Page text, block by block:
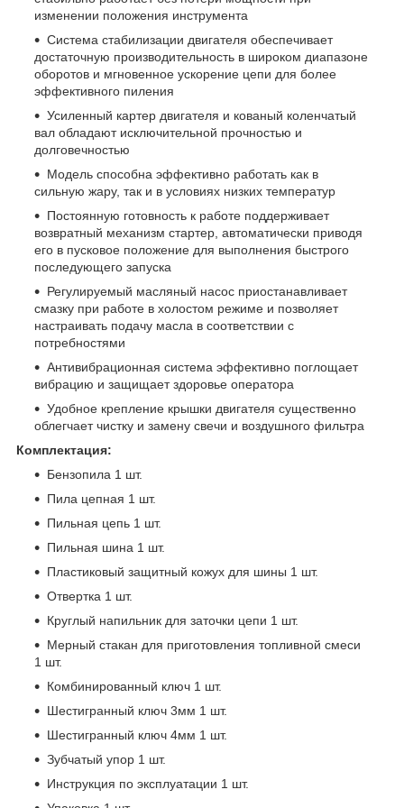
изменении положения инструмента
Система стабилизации двигателя обеспечивает
достаточную производительность в широком диапазоне
оборотов и мгновенное ускорение цепи для более
эффективного пиления
Усиленный картер двигателя и кованый коленчатый
вал обладают исключительной прочностью и
долговечностью
Модель способна эффективно работать как в
сильную жару, так и в условиях низких температур
Постоянную готовность к работе поддерживает
возвратный механизм стартер, автоматически приводя
его в пусковое положение для выполнения быстрого
последующего запуска
Регулируемый масляный насос приостанавливает
смазку при работе в холостом режиме и позволяет
настраивать подачу масла в соответствии с
потребностями
Антивибрационная система эффективно поглощает
вибрацию и защищает здоровье оператора
Удобное крепление крышки двигателя существенно
облегчает чистку и замену свечи и воздушного фильтра
Комплектация:
Бензопила 1 шт.
Пила цепная 1 шт.
Пильная цепь 1 шт.
Пильная шина 1 шт.
Пластиковый защитный кожух для шины 1 шт.
Отвертка 1 шт.
Круглый напильник для заточки цепи 1 шт.
Мерный стакан для приготовления топливной смеси
1 шт.
Комбинированный ключ 1 шт.
Шестигранный ключ 3мм 1 шт.
Шестигранный ключ 4мм 1 шт.
Зубчатый упор 1 шт.
Инструкция по эксплуатации 1 шт.